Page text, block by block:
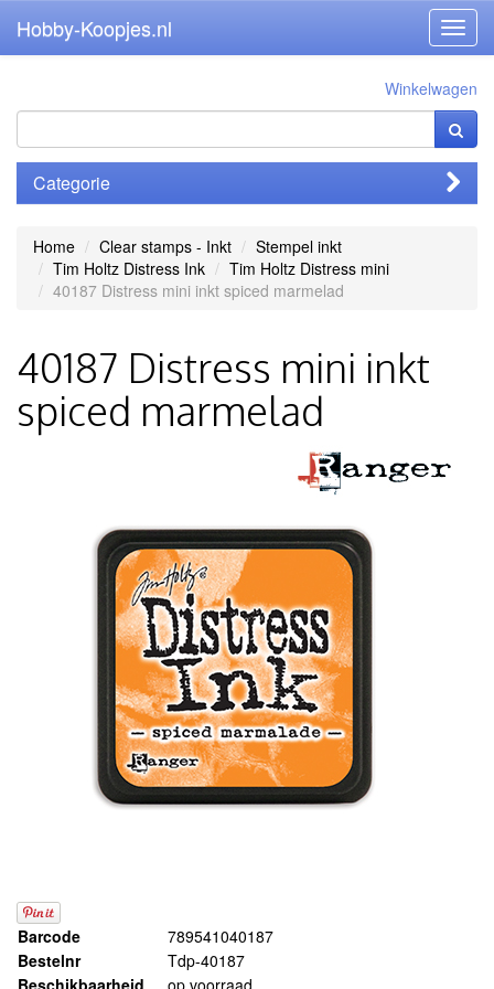
Hobby-Koopjes.nl
Winkelwagen
Categorie
Home Clear stamps - Inkt
Stempel inkt
Tim Holtz Distress Ink
Tim Holtz Distress mini
40187 Distress mini inkt spiced marmelad
40187 Distress mini inkt
spiced marmelad
Barcode
789541040187
Bestelnr
Tdp-40187